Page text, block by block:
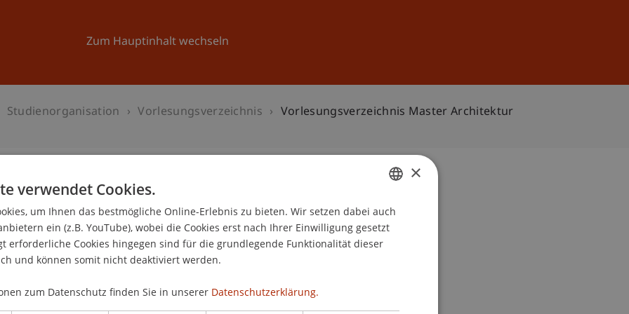
Zum Hauptinhalt wechseln
Universität Aktuelles
Studienorganisation Vorlesungsverzeichnis Vorlesungsverzeichnis Master Architektur
Master Architektur GERMAN
ENGLISH
×
verwendet Cookies.
um Ihnen das bestmögliche Online-Erlebnis zu bieten. Wir setzen dabei auch
ein (z.B. YouTube), wobei die Cookies erst nach Ihrer Einwilligung gesetzt
erforderliche Cookies hingegen sind für die grundlegende Funktionalität dieser
und können somit nicht deaktiviert werden.
zum Datenschutz finden Sie in unserer Datenschutzerklärung.